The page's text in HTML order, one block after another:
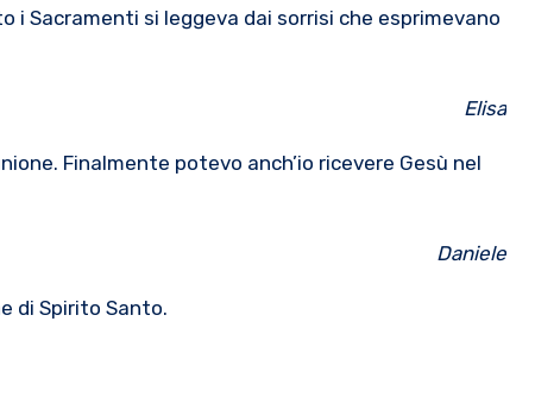
i Sacramenti si leggeva dai sorrisi che esprimevano
Elisa
Finalmente potevo anch’io ricevere Gesù nel
Daniele
di Spirito Santo.